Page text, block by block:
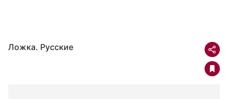
Ложка. Русские